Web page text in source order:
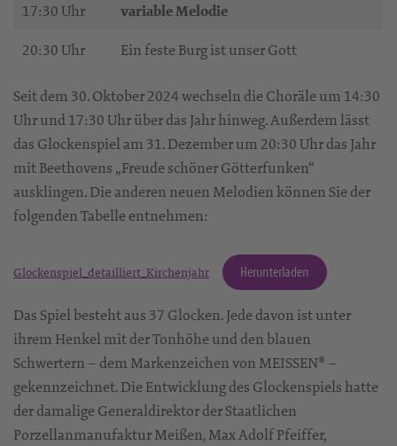
17:30 Uhr variable Melodie
20:30 Uhr Ein feste Burg ist unser Gott
Seit dem 30. Oktober 2024 wechseln die Choräle um 14:30
Uhr und 17:30 Uhr über das Jahr hinweg. Außerdem lässt
das Glockenspiel am 31. Dezember um 20:30 Uhr das Jahr
mit Beethovens „Freude schöner Götterfunken“
ausklingen. Die anderen neuen Melodien können Sie der
folgenden Tabelle entnehmen:
Glockenspiel_detailliert_Kirchenjahr Herunterladen
Das Spiel besteht aus 37 Glocken. Jede davon ist unter
ihrem Henkel mit der Tonhöhe und den blauen
Schwertern – dem Markenzeichen von MEISSEN® –
gekennzeichnet. Die Entwicklung des Glockenspiels hatte
der damalige Generaldirektor der Staatlichen
Porzellanmanufaktur Meißen, Max Adolf Pfeiffer,